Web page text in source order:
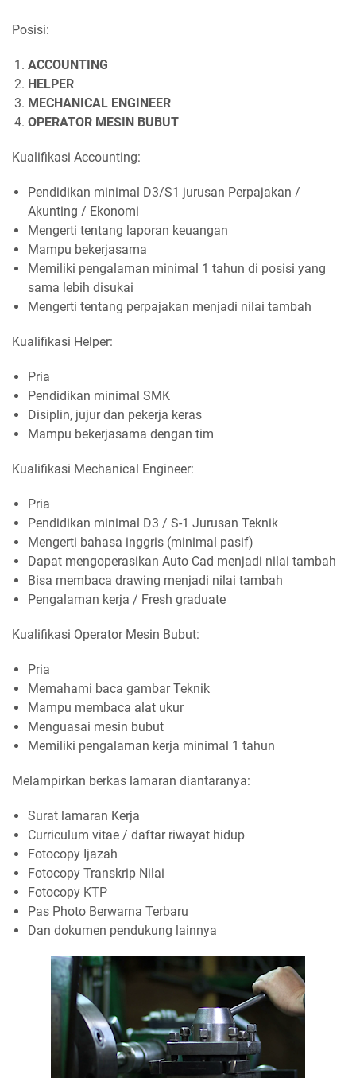
Posisi:
ACCOUNTING
HELPER
MECHANICAL ENGINEER
OPERATOR MESIN BUBUT
Kualifikasi Accounting:
Pendidikan minimal D3/S1 jurusan Perpajakan /
Akunting / Ekonomi
Mengerti tentang laporan keuangan
Mampu bekerjasama
Memiliki pengalaman minimal 1 tahun di posisi yang
sama lebih disukai
Mengerti tentang perpajakan menjadi nilai tambah
Kualifikasi Helper:
Pria
Pendidikan minimal SMK
Disiplin, jujur dan pekerja keras
Mampu bekerjasama dengan tim
Kualifikasi Mechanical Engineer:
Pria
Pendidikan minimal D3 / S-1 Jurusan Teknik
Mengerti bahasa inggris (minimal pasif)
Dapat mengoperasikan Auto Cad menjadi nilai tambah
Bisa membaca drawing menjadi nilai tambah
Pengalaman kerja / Fresh graduate ⠀
Kualifikasi Operator Mesin Bubut:
Pria
Memahami baca gambar Teknik
Mampu membaca alat ukur
Menguasai mesin bubut
Memiliki pengalaman kerja minimal 1 tahun
Melampirkan berkas lamaran diantaranya:
Surat lamaran Kerja
Curriculum vitae / daftar riwayat hidup
Fotocopy Ijazah
Fotocopy Transkrip Nilai
Fotocopy KTP
Pas Photo Berwarna Terbaru
Dan dokumen pendukung lainnya